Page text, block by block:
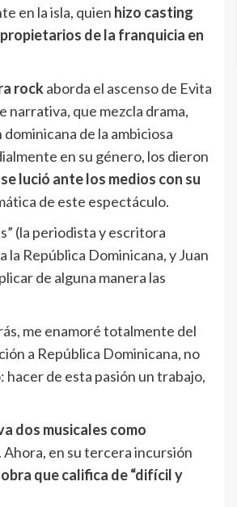
en la isla, quien hizo casting
de la franquicia en
rockaborda el ascenso de Evita
narrativa, que mezcla drama,
de la ambiciosa
en su género, los dieron
lució ante los medios con su
de este espectáculo.
(la periodista y escritora
República Dominicana, y Juan
de alguna manera las
me enamoré totalmente del
a República Dominicana, no
hacer de esta pasión un trabajo,
dos musicales como
Ahora, en su tercera incursión
que califica de “difícil y